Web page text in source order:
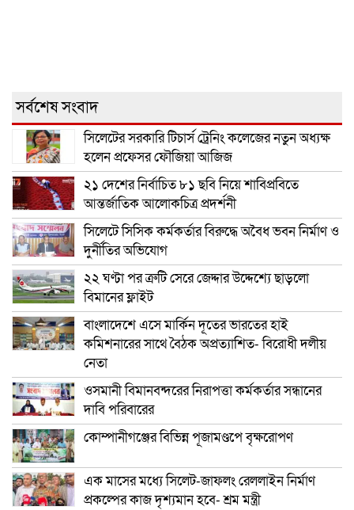
সর্বশেষ সংবাদ
সিলেটের সরকারি টিচার্স ট্রেনিং কলেজের নতুন অধ্যক্ষ
হলেন প্রফেসর ফৌজিয়া আজিজ
২১ দেশের নির্বাচিত ৮১ ছবি নিয়ে শাবিপ্রবিতে
আন্তর্জাতিক আলোকচিত্র প্রদর্শনী
সিলেটে সিসিক কর্মকর্তার বিরুদ্ধে অবৈধ ভবন নির্মাণ ও
দুর্নীতির অভিযোগ
২২ ঘণ্টা পর ত্রুটি সেরে জেদ্দার উদ্দেশ্যে ছাড়লো
বিমানের ফ্লাইট
বাংলাদেশে এসে মার্কিন দূতের ভারতের হাই
কমিশনারের সাথে বৈঠক অপ্রত্যাশিত- বিরোধী দলীয়
নেতা
ওসমানী বিমানবন্দরের নিরাপত্তা কর্মকর্তার সন্ধানের
দাবি পরিবারের
কোম্পানীগঞ্জের বিভিন্ন পূজামণ্ডপে বৃক্ষরোপণ
এক মাসের মধ্যে সিলেট-জাফলং রেললাইন নির্মাণ
প্রকল্পের কাজ দৃশ্যমান হবে- শ্রম মন্ত্রী